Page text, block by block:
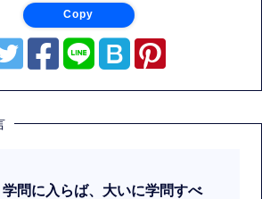
Copy
学問に入らば、大いに学問すべ